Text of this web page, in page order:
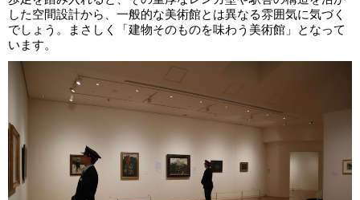
した空間設計から、一般的な美術館とは異なる雰囲気に気づく
でしょう。まさしく「建物そのものを味わう美術館」となって
います。